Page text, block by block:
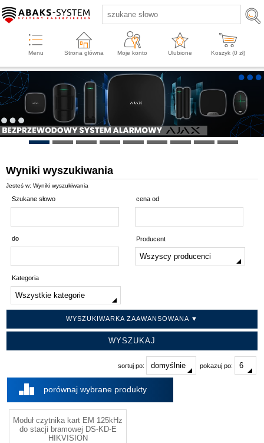
Menu Strona główna Moje konto Ulubione Koszyk (0 zł)
Wyniki wyszukiwania
Jesteś w: Wyniki wyszukiwania
Szukane słowo cena od
do Producent
Kategoria
WYSZUKIWARKA ZAAWANSOWANA ▼
pokazuj po:
sortuj po:
porównaj wybrane produkty
Moduł czytnika kart EM 125kHz
do stacji bramowej DS-KD-E
HIKVISION